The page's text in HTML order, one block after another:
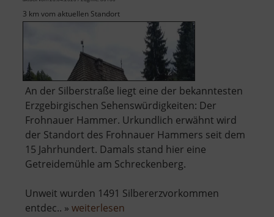
3 km vom aktuellen Standort
An der Silberstraße liegt eine der bekanntesten
Erzgebirgischen Sehenswürdigkeiten: Der
Frohnauer Hammer. Urkundlich erwähnt wird
der Standort des Frohnauer Hammers seit dem
15 Jahrhundert. Damals stand hier eine
Getreidemühle am Schreckenberg.
Unweit wurden 1491 Silbererzvorkommen
entdec.. » weiterlesen